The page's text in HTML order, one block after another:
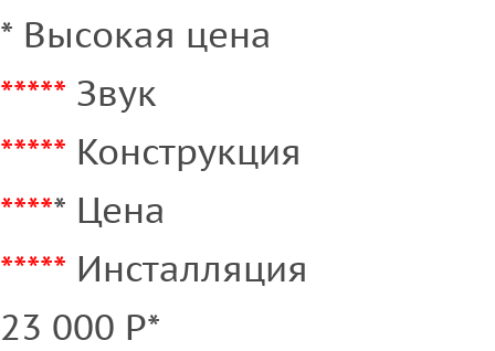
* Высокая цена
***** Звук
***** Конструкция
***** Цена
***** Инсталляция
23 000 Р*